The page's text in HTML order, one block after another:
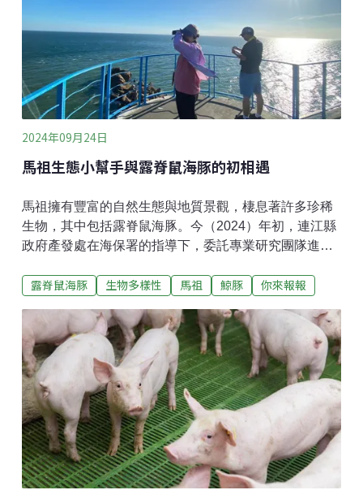
園的農夫市集中，市集販賣用明火現煮的咖啡，還有各
種有趣的戶外活動例如鑽木取火教學；扮成大樹的人型
玩偶在場中穿梭，吸引小朋友的目光。因緣際會，當日
我參加了由波特蘭州立大學（PSU）學生所導覽的活
動，在校園及附近市區進行老樹巡禮，波特蘭的城市綠
帶是在1850年左右建立，是北美有名的綠色都會，但市
2024年09月24日
馬祖生態小幫手與露脊鼠海豚的初相遇
馬祖擁有豐富的自然生態與地質景觀，棲息著許多珍稀
生物，其中包括露脊鼠海豚。今（2024）年初，連江縣
政府產發處在海保署的指導下，委託專業研究團隊進行
一舉措旨在提升對露脊鼠海豚的了解，同時希望將研究
工作。自今年3月起，研究團隊陸續招募了多位對鯨豚生
態充滿熱情的馬祖當地民眾，包括本地居民及在馬工作
者，共同協助進行露脊鼠海豚的陸地觀測。這些生態小
幫手的參與，不僅提升了研究資料的完整性，也加深了
我們對露脊鼠海豚及其環境動態的了解。以下是幾位小
幫手的心聲和經歷：雅涵來自台灣，目前在馬祖定居，
這是她第一次參與鯨豚相關工作。她平時也積極參與其
他領域的活動，如馬祖地質導覽學習，這些經驗讓她對
環境保護有了更全面的理解。雅涵表示：「自從參與了
露脊鼠海豚 生物多樣性 馬祖 鯨豚 你來報報